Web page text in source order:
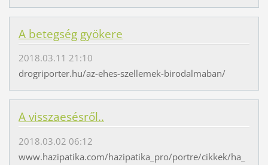
A betegség gyökere
2018.03.11 21:10
drogriporter.hu/az-ehes-szellemek-birodalmaban/
A visszaesésről..
2018.03.02 06:12
www.hazipatika.com/hazipatika_pro/portre/cikkek/ha_